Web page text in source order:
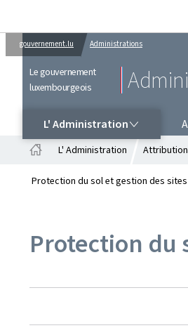
gouvernement.lu Administrations
Le gouvernement
luxembourgeois
L' Administration
L' Administration
Protection du sol et gestion des
Protection du